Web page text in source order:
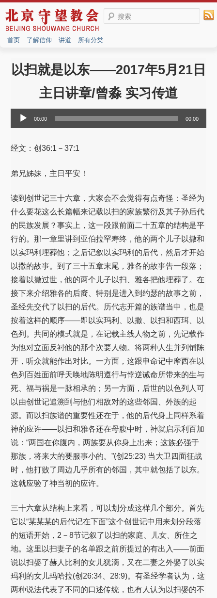
搜索
首页 了解信仰 讲道 所有分类
以扫就是以东——2017年5月21日
主日讲章/曾淼 实习传道
放
00:00 00:00
经文：创36:1－37:1
弟兄姊妹，主日平安！
读到创世记三十六章，大家会不会觉得有点奇怪：圣经为
什么要花这么长篇幅来记载以扫的家族繁衍及其子孙后代
的民族发展？事实上，这一段跟前面二十五章的结构是平
行的。那一章里讲到亚伯拉罕寿终，他的两个儿子以撒和
以实玛利埋葬他；之后记叙以实玛利的后代，然后才开始
以撒的故事。到了三十五章末尾，雅各的故事告一段落；
接着以撒过世，他的两个儿子以扫、雅各把他埋葬了。在
接下来介绍雅各的后裔、特别是进入到约瑟的故事之前，
圣经先交代了以扫的后代。历代志开篇的族谱当中，也是
按着这样的顺序——即以实玛利、以撒、以扫和西珥、以
色列。共同的模式就是，在记载主线人物之前，先记载作
为他对立面反衬他的那个次要人物。将两种人生并列铺陈
开，听众就能作出对比。一方面，这跟申命记中摩西在以
色列百姓面前呼天唤地陈明遵行与悖逆诫命所带来的生与
死、福与祸是一脉相承的；另一方面，后世的以色列人可
以由创世记追溯到与他们相敌对的这些邻国、外族的起
源。而以扫族谱的重要性还在于，他的后代身上同样系着
神的应许——以扫和雅各还在母腹中时，神就启示利百加
说：“两国在你腹内，两族要从你身上出来；这族必强于
那族，将来大的要服事小的。”(创25:23) 当大卫四面征战
时，他打败了周边几乎所有的邻国，其中就包括了以东。
这就应验了神当初的应许。
三十六章从结构上来看，可以划分成这样几个部分。首先
它以“某某某的后代记在下面”这个创世记中用来划分段落
的短语开始，2－8节记叙了以扫的家庭、儿女、所住之
地。这里以扫妻子的名单跟之前所提过的有出入——前面
说以扫娶了赫人比利的女儿犹滴，又在二妻之外娶了以实
玛利的女儿玛哈拉(创26:34、28:9)。有圣经学者认为，这
两种说法代表了不同的口述传统，也有人认为以扫娶的不